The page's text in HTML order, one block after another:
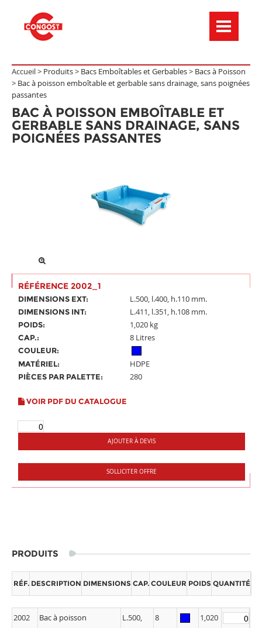
Accueil > Produits> Bacs Emboîtables et Gerbables> Bacs à Poisson
> Bac à poisson emboîtable et gerbable sans drainage, sans poignées
passantes
BAC À POISSON EMBOÎTABLE ET
GERBABLE SANS DRAINAGE, SANS
POIGNÉES PASSANTES
RÉFÉRENCE 2002_1
DIMENSIONS EXT: L.500, l.400, h.110 mm.
DIMENSIONS INT: L.411, l.351, h.108 mm.
POIDS: 1,020 kg
CAP.: 8 Litres
COULEUR:
MATÉRIEL:
HDPE
PIÈCES PAR PALETTE: 280
VOIR PDF DU CATALOGUE
AJOUTER À DEVIS
SOLLICITER OFFRE
PRODUITS
RÉF. DESCRIPTION DIMENSIONS CAP. COULEUR POIDS QUANTITÉ
2002
Bac à poisson
L.500,
8
1,020